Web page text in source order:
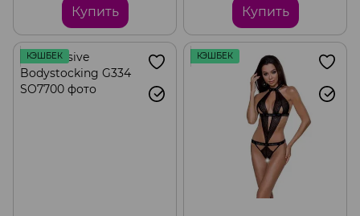
Купить Купить
КЭШБЕК КЭШБЕК